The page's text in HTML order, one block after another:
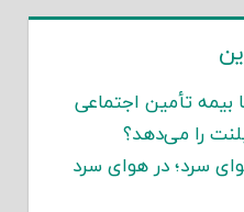
بیمه تأمین اجتماعی
سرد؛ در هوای سرد